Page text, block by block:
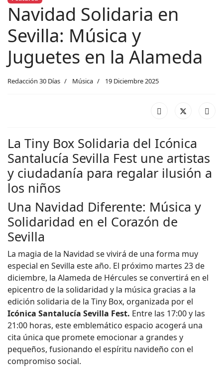
Navidad Solidaria en
Sevilla: Música y
Juguetes en la Alameda
Redacción 30 Días Música 19 Diciembre 2025
La Tiny Box Solidaria del Icónica
Santalucía Sevilla Fest une artistas
y ciudadanía para regalar ilusión a
los niños
Una Navidad Diferente: Música y
Solidaridad en el Corazón de
Sevilla
La magia de la Navidad se vivirá de una forma muy
especial en Sevilla este año. El próximo martes 23 de
diciembre, la Alameda de Hércules se convertirá en el
epicentro de la solidaridad y la música gracias a la
edición solidaria de la Tiny Box, organizada por el
Icónica Santalucía Sevilla Fest. Entre las 17:00 y las
21:00 horas, este emblemático espacio acogerá una
cita única que promete emocionar a grandes y
pequeños, fusionando el espíritu navideño con el
compromiso social.